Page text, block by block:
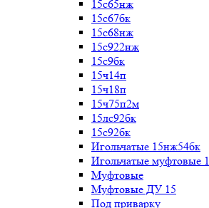
15с65нж
15с67бк
15с68нж
15с922нж
15с9бк
15ч14п
15ч18п
15ч75п2м
15лс92бк
15с92бк
Игольчатые 15нж54бк
Игольчатые муфтовые
Муфтовые
Муфтовые ДУ 15
Под приварку